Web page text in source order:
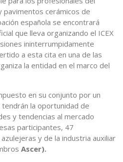
cerámicos de
española se encontrará
que lleva organizando el ICEX
ininterrumpidamente
a esta cita en una de las
la entidad en el marco del
en su conjunto por un
tendrán la oportunidad de
y tendencias al mercado
participantes, 47
y de la industria auxiliar
Ascer).